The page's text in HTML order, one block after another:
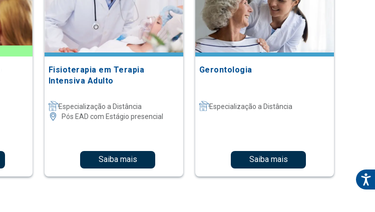
Fisioterapia em Terapia
Intensiva Adulto
Especialização a Distância
Pós EAD com Estágio presencial
Saiba mais
Gerontologia
Especialização a Distância
Saiba mais